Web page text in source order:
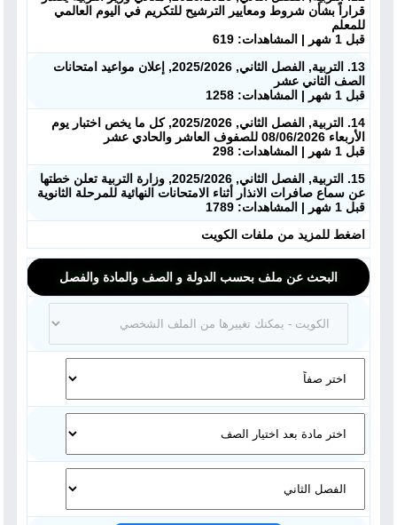
قراراً بشأن شروط ومعايير الترشيح للتكريم في اليوم العالمي
للمعلم
قبل 1 شهر | المشاهدات: 619
13. التربية, الفصل الثاني, 2025/2026, إعلان مواعيد امتحانات
الصف الثاني عشر
قبل 1 شهر | المشاهدات: 1258
14. التربية, الفصل الثاني, 2025/2026, كل ما يخص اختبار يوم
الأربعاء 08/06/2026 للصفوف العاشر والحادي عشر
قبل 1 شهر | المشاهدات: 298
15. التربية, الفصل الثاني, 2025/2026, وزارة التربية تعلن خطتها
عن سماع صافرات الانذار أثناء الامتحانات النهائية للمرحلة الثانوية
قبل 1 شهر | المشاهدات: 1789
اضغط للمزيد من ملفات الكويت
البحث عن ملف بحسب الدولة و الصف والمادة والفصل